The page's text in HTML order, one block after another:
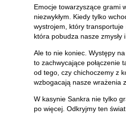
Emocje towarzyszące grami
niezwykłym. Kiedy tylko
wystrojem, który
która pobudza nasze
Ale to nie koniec. Występy
to zachwycające połączenie
od tego, czy chichoczemy z
wzbogacają nasze wrażenia
W kasynie Sankra nie tylko
po więcej. Odkryjmy ten